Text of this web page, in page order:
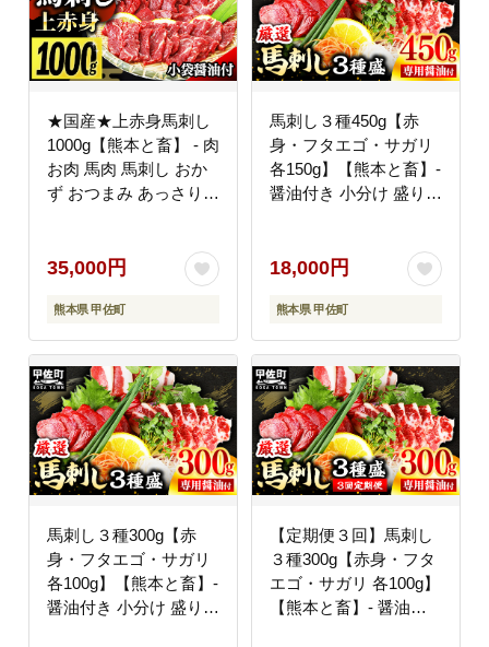
★国産★上赤身馬刺し
1000g【熊本と畜】 - 肉
お肉 馬肉 馬刺し おか
ず おつまみ あっさり
本県 甲佐町
35,000円
熊本県 甲佐町
馬刺し３種450g【赤
身・フタエゴ・サガリ
各150g】【熊本と畜】-
醤油付き 小分け 盛り合
おつまみ 晩酌 おすすめ
18,000円
熊本県 甲佐町
馬刺し３種300g【赤
身・フタエゴ・サガリ
各100g】【熊本と畜】-
醤油付き 小分け 盛り合
【定期便３回】馬刺し
３種300g【赤身・フタ
エゴ・サガリ 各100g】
【熊本と畜】- 醤油付